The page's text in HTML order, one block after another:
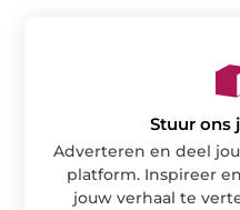
Stuur ons
Adverteren en deel
platform. Inspireer
jouw verhaal te